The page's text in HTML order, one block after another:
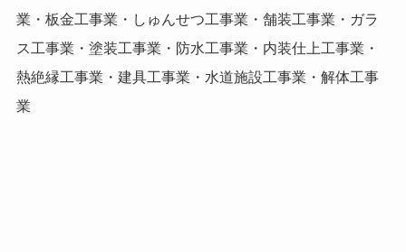
業・板金工事業・しゅんせつ工事業・舗装工事業・ガラ
ス工事業・塗装工事業・防水工事業・内装仕上工事業・
熱絶縁工事業・建具工事業・水道施設工事業・解体工事
業